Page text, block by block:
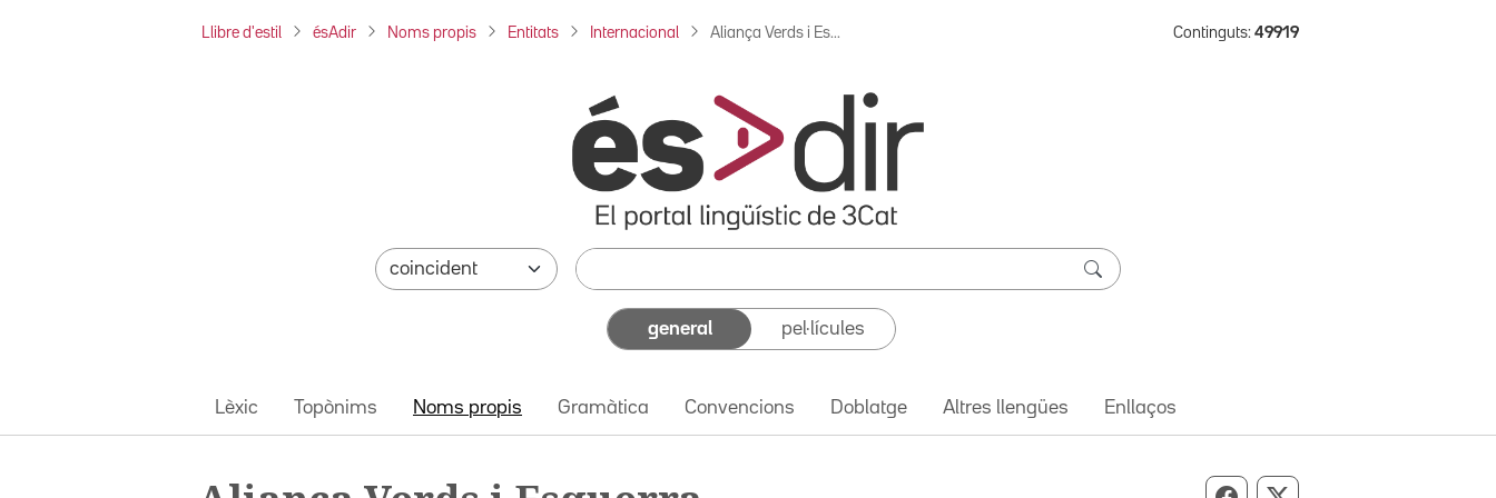
Llibre d'estil ésAdir Noms propis Entitats Internacional Aliança Verds i Es... Continguts: 49919
general pel·lícules
Lèxic Topònims Noms propis Gramàtica Convencions Doblatge Altres llengües Enllaços